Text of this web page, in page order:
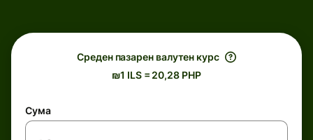
Среден пазарен валутен курс
₪1 ILS = 20,28 PHP
Сума